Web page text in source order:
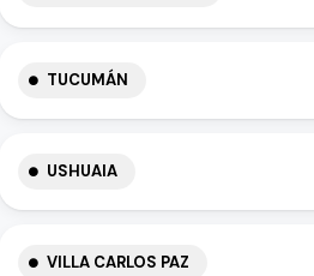
TUCUMÁN
USHUAIA
VILLA CARLOS PAZ